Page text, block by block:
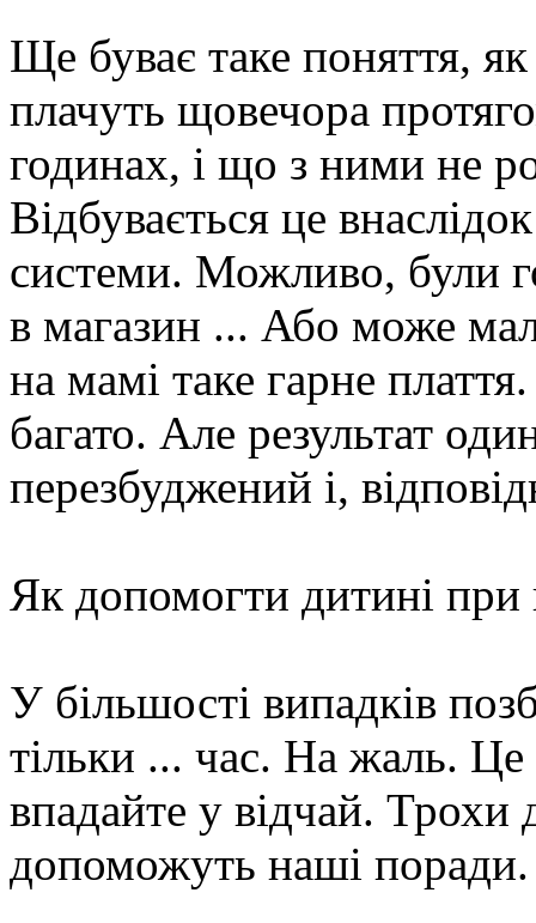
Ще буває таке поняття,
плачуть щовечора
годинах, і що з ними не
Відбувається це
системи. Можливо, були
в магазин ... Або може
на мамі таке гарне
багато. Але результат
перезбуджений і,
Як допомогти дитині при
У більшості випадків
тільки ... час. На жаль.
впадайте у відчай.
допоможуть наші поради.